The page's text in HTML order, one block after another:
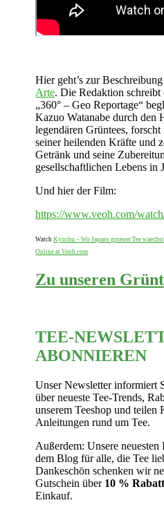
Hier geht’s zur
Arte. Die Redaktion schreibt
„360° – Geo Reportage“
Kazuo Watanabe durch den
legendären Grüntees,
seiner heilenden Kräfte und
Getränk und seine
gesellschaftlichen Lebens in
Und hier der Film:
https://www.veoh.com/
WatchKyuchu – Wo Japans gruener Tee waechst
Online at Veoh.com
Zu unseren
TEE-
ABONNIEREN
Unser Newsletter informiert
über neueste Tee-Trends,
unserem Teeshop und teilen
Anleitungen rund um Tee.
Außerdem: Unsere
dem Blog für alle, die Tee
Dankeschön schenken wir
Gutschein über 10 % Rabatt
Einkauf.